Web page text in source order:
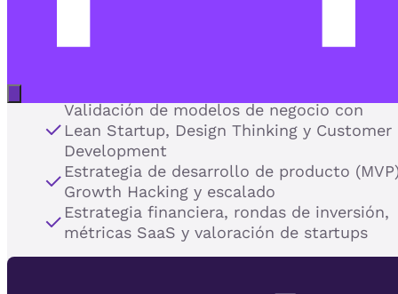
Validación de modelos de negocio con
Lean Startup, Design Thinking y Customer
Development
Estrategia de desarrollo de producto
Growth Hacking y escalado
Estrategia financiera, rondas de inversión,
métricas SaaS y valoración de startups